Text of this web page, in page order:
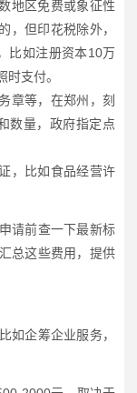
地区免费或象征性
，但印花税除外，
比如注册资本10万
支付。
章等，在郑州，刻
数量，政府指定点
，比如食品经营许
请前查一下最新标
总这些费用，提供
如企筹企业服务，